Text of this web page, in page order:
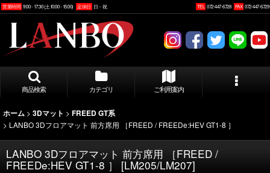
営業時間 9:00 - 17:30 (土10:00 - 15:00) 定休日 日・祝 TEL 072-447-6728 FAX 072-447-6729
商品検索 カテゴリ ご利用案内
ホーム > 3Dマット > FREED GT系
> LANBO 3Dフロアマット 前方席用 ［FREED / FREEDe:HEV GT1-8 ］
LANBO 3Dフロアマット 前方席用 ［FREED /
FREEDe:HEV GT1-8 ］ [LM205/LM207]